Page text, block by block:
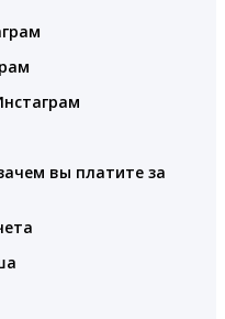
вы платите за